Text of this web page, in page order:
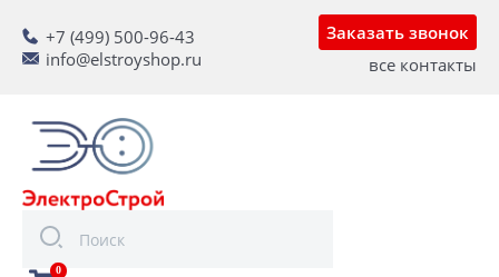
+7 (499) 500-96-43
info@elstroyshop.ru
Заказать звонок
все контакты
0